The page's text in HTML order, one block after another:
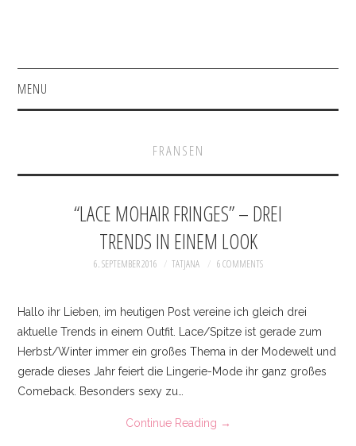
MENU
BAGS
BEAUTY
FRANSEN
“LACE MOHAIR FRINGES” – DREI
TRENDS IN EINEM LOOK
6. SEPTEMBER 2016 TATJANA 6 COMMENTS
Hallo ihr Lieben, im heutigen Post vereine ich gleich drei
aktuelle Trends in einem Outfit. Lace/Spitze ist gerade zum
Herbst/Winter immer ein großes Thema in der Modewelt und
gerade dieses Jahr feiert die Lingerie-Mode ihr ganz großes
Comeback. Besonders sexy zu…
Continue Reading →